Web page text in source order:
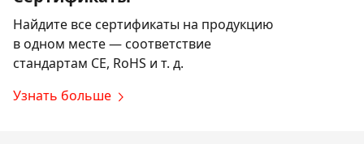
Найдите все сертификаты на продукцию
в одном месте — соответствие
стандартам CE, RoHS и т. д.
Узнать больше